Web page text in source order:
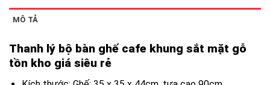
MÔ TẢ
Thanh lý bộ bàn ghế cafe khung sắt mặt gỗ
tồn kho giá siêu rẻ